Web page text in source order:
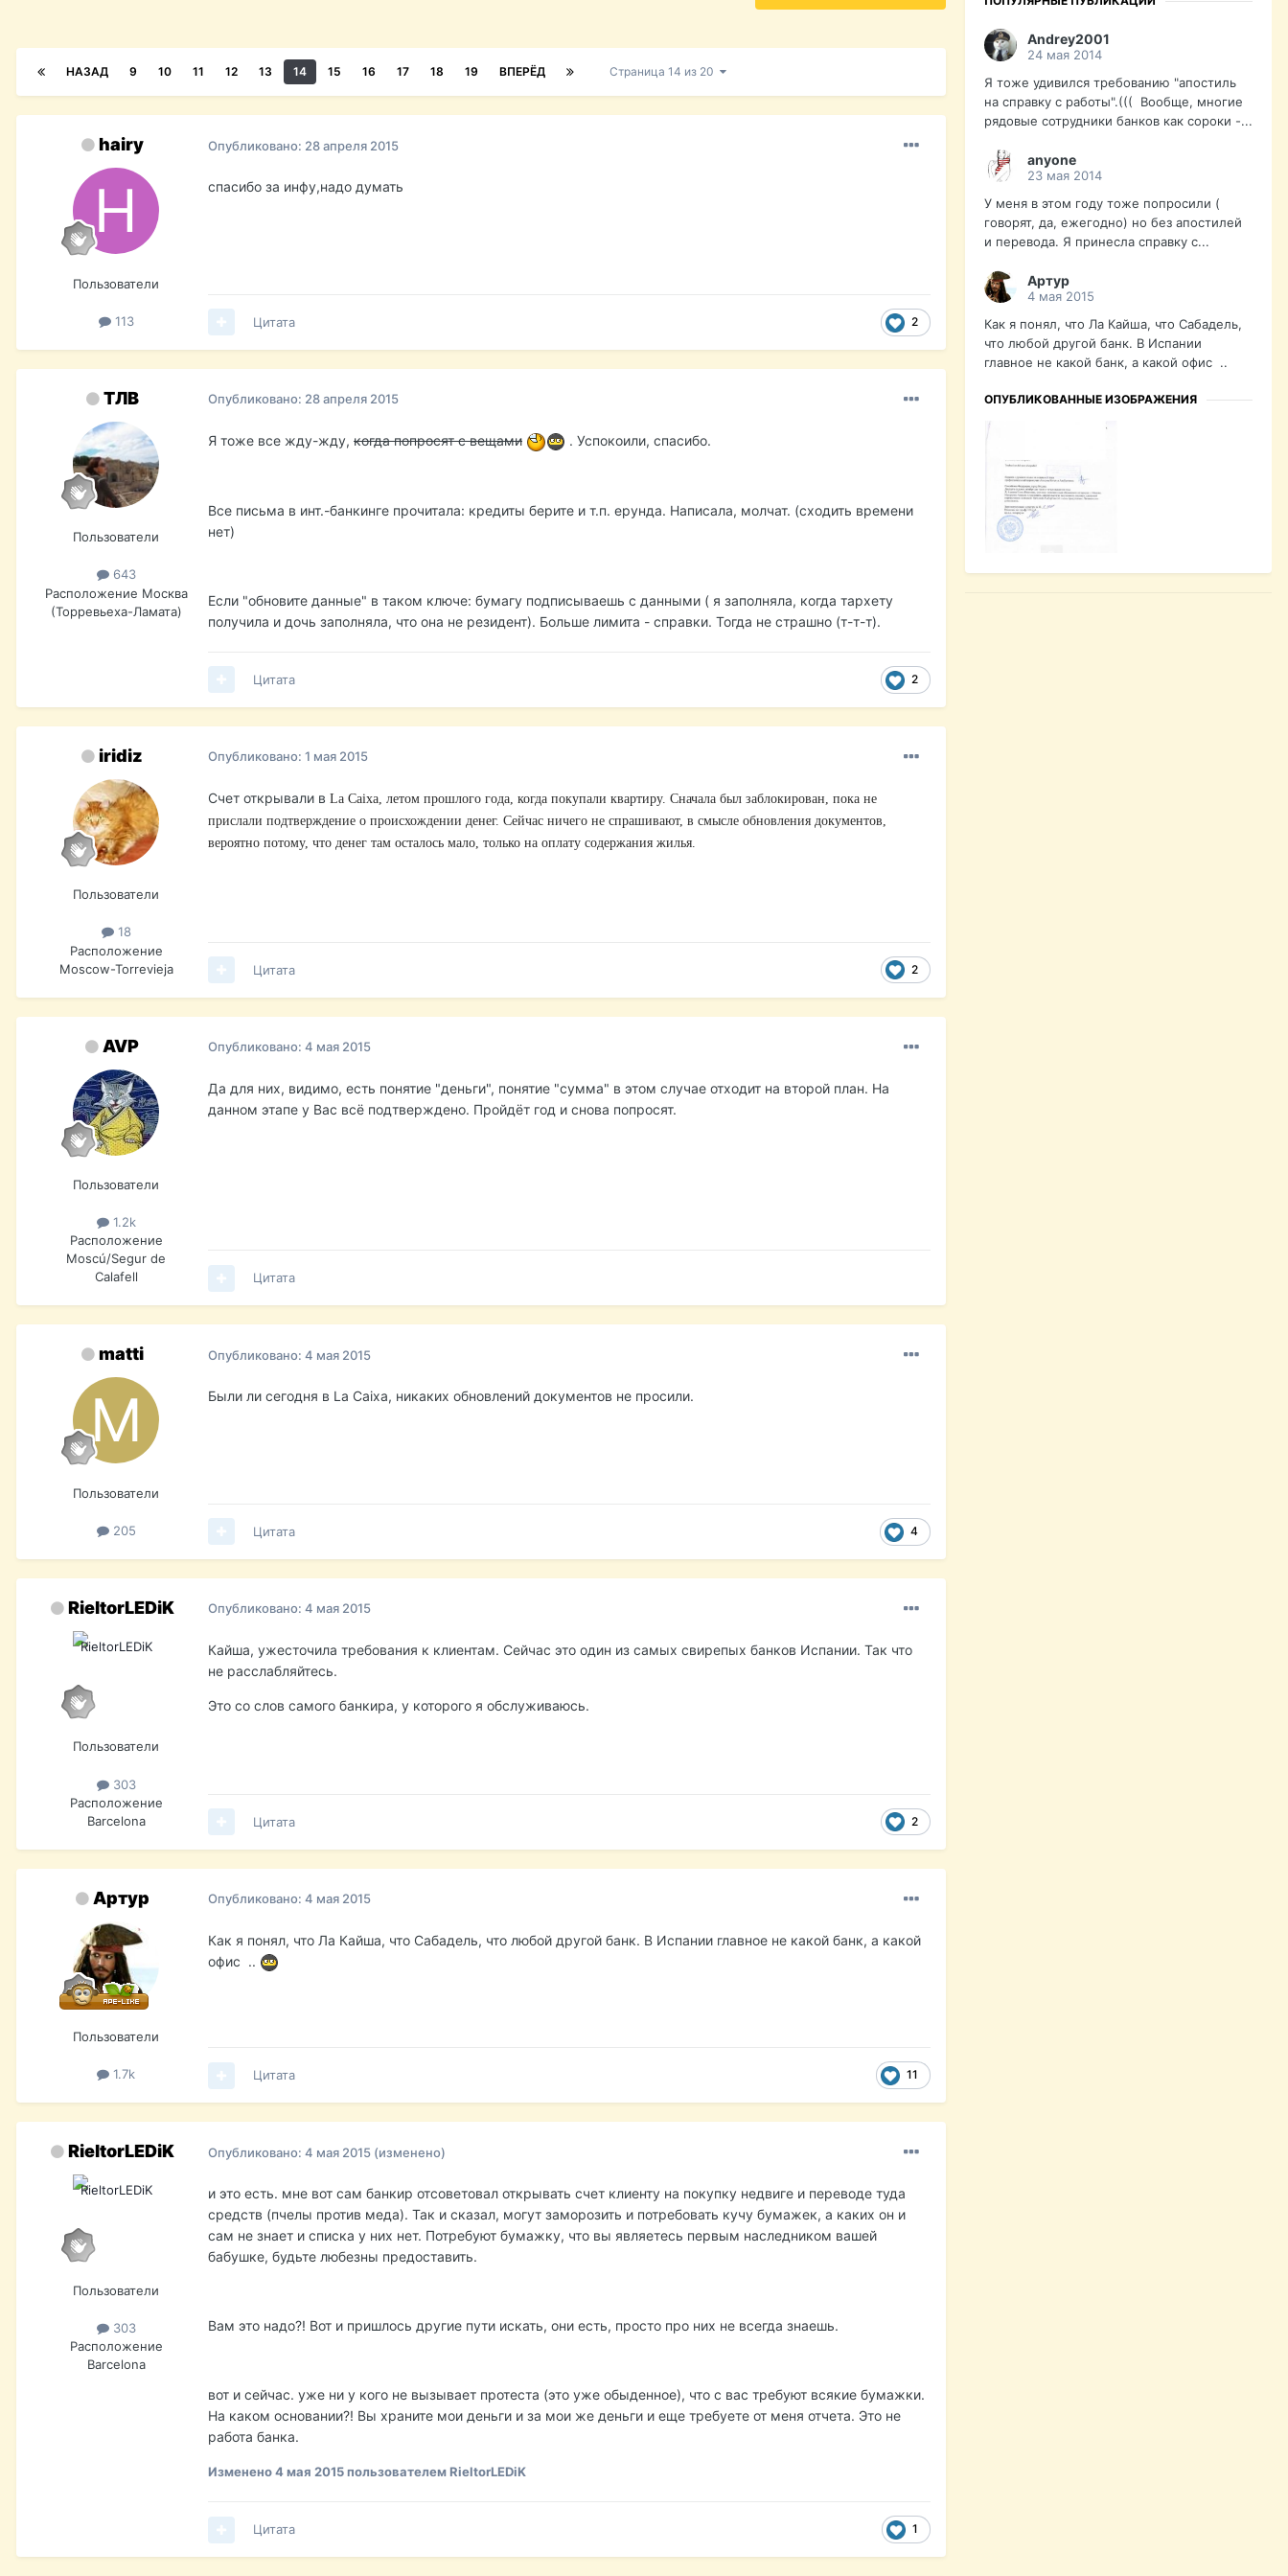
НАЗАД 9 10 11 12 13 14 15 16 17 18 19 ВПЕРЁД Страница 14 из 20
hairy
Пользователи
113
Опубликовано: 28 апреля 2015
спасибо за инфу,надо думать
2
Цитата
ТЛВ
Пользователи
643
Расположение Москва
(Торревьеха-Ламата)
Опубликовано: 28 апреля 2015
Я тоже все жду-жду, когда попросят с вещами . Успокоили, спасибо.
Все письма в инт.-банкинге прочитала: кредиты берите и т.п. ерунда. Написала, молчат. (сходить времени
нет)
Если "обновите данные" в таком ключе: бумагу подписываешь с данными ( я заполняла, когда тархету
получила и дочь заполняла, что она не резидент). Больше лимита - справки. Тогда не страшно (т-т-т).
2
Цитата
iridiz
Пользователи
18
Расположение
Moscow-Torrevieja
Опубликовано: 1 мая 2015
Счет открывали в La Caixa, летом прошлого года, когда покупали квартиру. Сначала был заблокирован, пока не
прислали подтверждение о происхождении денег. Сейчас ничего не спрашивают, в смысле обновления документов,
вероятно потому, что денег там осталось мало, только на оплату содержания жилья.
2
Цитата
AVP
Пользователи
1.2k
Расположение
Moscú/Segur de
Calafell
Опубликовано: 4 мая 2015
Да для них, видимо, есть понятие "деньги", понятие "сумма" в этом случае отходит на второй план. На
данном этапе у Вас всё подтверждено. Пройдёт год и снова попросят.
Цитата
matti
Пользователи
205
Опубликовано: 4 мая 2015
Были ли сегодня в La Caixa, никаких обновлений документов не просили.
4
Цитата
RieltorLEDiK
Пользователи
303
Расположение
Barcelona
Опубликовано: 4 мая 2015
Кайша, ужесточила требования к клиентам. Сейчас это один из самых свирепых банков Испании. Так что
не расслабляйтесь.
Это со слов самого банкира, у которого я обслуживаюсь.
2
Цитата
Артур
Пользователи
1.7k
Опубликовано: 4 мая 2015
Как я понял, что Ла Кайша, что Сабадель, что любой другой банк. В Испании главное не какой банк, а какой
офис ..
11
Цитата
RieltorLEDiK
Пользователи
303
Расположение
Barcelona
Опубликовано: 4 мая 2015 (изменено)
и это есть. мне вот сам банкир отсоветовал открывать счет клиенту на покупку недвиге и переводе туда
средств (пчелы против меда). Так и сказал, могут заморозить и потребовать кучу бумажек, а каких он и
сам не знает и списка у них нет. Потребуют бумажку, что вы являетесь первым наследником вашей
бабушке, будьте любезны предоставить.
Вам это надо?! Вот и пришлось другие пути искать, они есть, просто про них не всегда знаешь.
вот и сейчас. уже ни у кого не вызывает протеста (это уже обыденное), что с вас требуют всякие бумажки.
На каком основании?! Вы храните мои деньги и за мои же деньги и еще требуете от меня отчета. Это не
работа банка.
Изменено4 мая 2015пользователем RieltorLEDiK
1
Цитата
Andrey2001
24 мая 2014
Я тоже удивился требованию "апостиль
на справку с работы".((( Вообще, многие
рядовые сотрудники банков как сороки -...
anyone
23 мая 2014
У меня в этом году тоже попросили (
говорят, да, ежегодно) но без апостилей
и перевода. Я принесла справку с...
Артур
4 мая 2015
Как я понял, что Ла Кайша, что Сабадель,
что любой другой банк. В Испании
главное не какой банк, а какой офис ..
ОПУБЛИКОВАННЫЕ ИЗОБРАЖЕНИЯ